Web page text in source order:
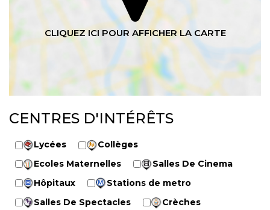
CENTRES D'INTÉRÊTS
Lycées
Collèges
Ecoles Maternelles
Salles De Cinema
Hôpitaux
Stations de metro
Salles De Spectacles
Crèches